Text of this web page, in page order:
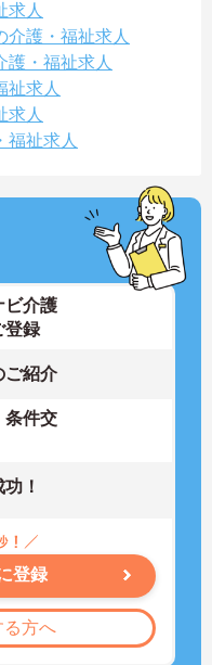
求人
介護・福祉求人
護・福祉求人
祉求人
求人
福祉求人
ビ介護
登録
ご紹介
条件交
！
登録
る方へ